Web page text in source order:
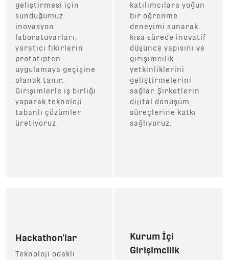
geliştirmesi için
sunduğumuz
inovasyon
laboratuvarları,
yaratıcı fikirlerin
prototipten
uygulamaya geçişine
olanak tanır.
Girişimlerle iş birliği
yaparak teknoloji
tabanlı çözümler
üretiyoruz.
katılımcılara yoğun
bir öğrenme
deneyimi sunarak
kısa sürede inovatif
düşünce yapısını ve
girişimcilik
yetkinliklerini
geliştirmelerini
sağlar. Şirketlerin
dijital dönüşüm
süreçlerine katkı
sağlıyoruz.
Hackathon’lar
Teknoloji odaklı
Kurum İçi
Girişimcilik